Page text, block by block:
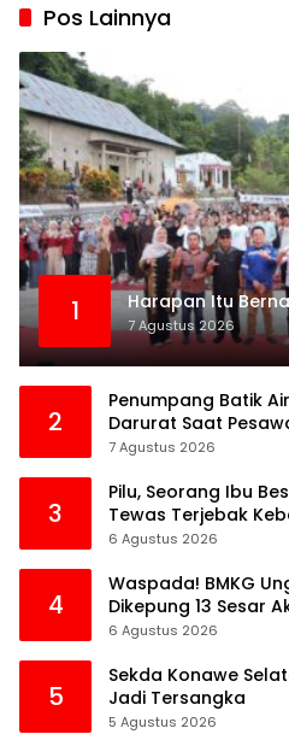
Pos Lainnya
1 Harapan Itu
7 Agustus 2026
2
Penumpang Batik
Darurat Saat
Pecah di Dalam Kabin
7 Agustus 2026
3
Pilu, Seorang Ibu
Tewas Terjebak
6 Agustus 2026
4
Waspada! BMKG
Dikepung 13 Sesar
Sudah Terekam
6 Agustus 2026
5
Sekda Konawe
Jadi Tersangka
5 Agustus 2026